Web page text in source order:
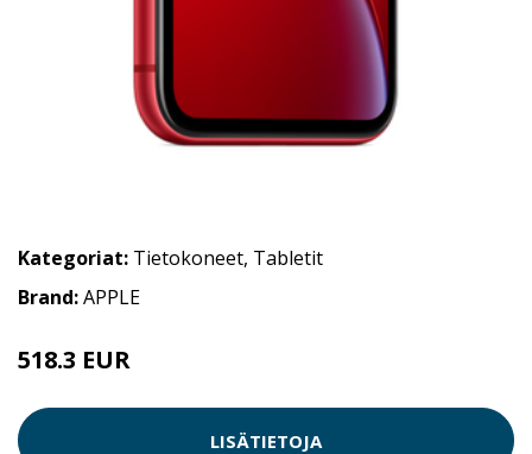
Kategoriat: Tietokoneet, Tabletit
Brand:APPLE
518.3 EUR
LISÄTIETOJA